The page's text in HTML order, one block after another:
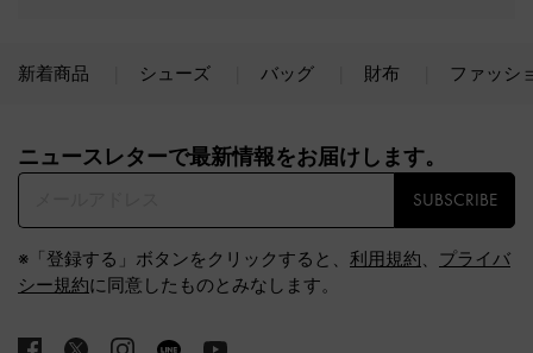
新着商品 シューズ バッグ 財布 ファッシ
ニュースレターで最新情報をお届けします。​
SUBSCRIBE
※「登録する」ボタンをクリックすると、 利用規約、 プライバ
シー規約に同意したものとみなします。